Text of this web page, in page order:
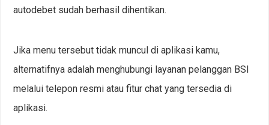
autodebet sudah berhasil dihentikan.
Jika menu tersebut tidak muncul di aplikasi kamu,
alternatifnya adalah menghubungi layanan pelanggan BSI
melalui telepon resmi atau fitur chat yang tersedia di
aplikasi.